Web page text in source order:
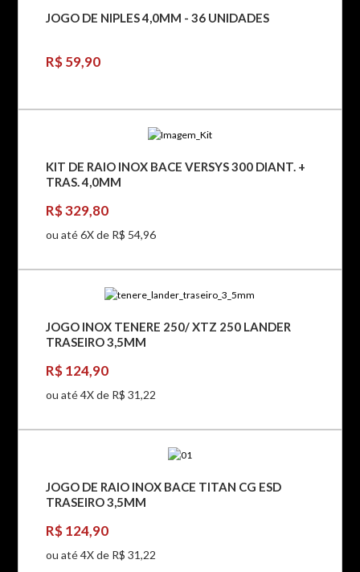
JOGO DE NIPLES 4,0MM - 36 UNIDADES
R$ 59,90
KIT DE RAIO INOX BACE VERSYS 300 DIANT. +
TRAS. 4,0MM
R$ 329,80
ou até 6X de R$ 54,96
JOGO INOX TENERE 250/ XTZ 250 LANDER
TRASEIRO 3,5MM
R$ 124,90
ou até 4X de R$ 31,22
JOGO DE RAIO INOX BACE TITAN CG ESD
TRASEIRO 3,5MM
R$ 124,90
ou até 4X de R$ 31,22